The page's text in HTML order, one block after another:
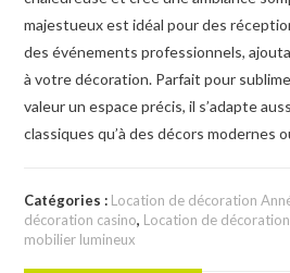
majestueux est idéal pour des
des événements professionnels,
à votre décoration. Parfait pour
valeur un espace précis, il s’adapte
classiques qu’à des décors modernes
Catégories : Location de décoration
décoration casino, Location de
mobilier lumineux